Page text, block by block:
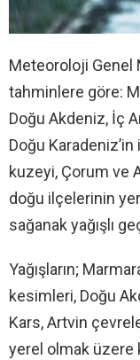
Meteoroloji Genel
tahminlere göre:
Doğu Akdeniz, İç
Doğu
kuzeyi, Çorum ve
doğu ilçelerinin
sağanak yağışlı
Yağışların;
kesimleri, Doğu
Kars, Artvin
yerel olmak üzere